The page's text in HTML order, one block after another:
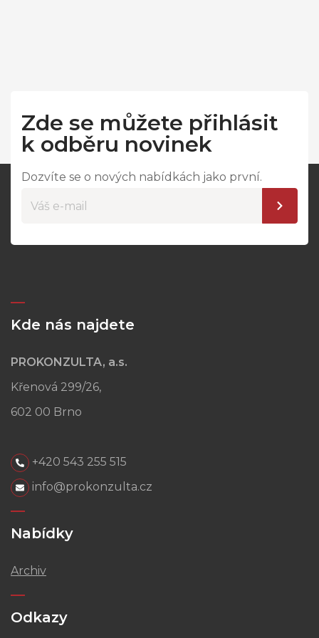
Zde se můžete přihlásit
k odběru novinek
Dozvíte se o nových nabídkách jako první.
Kde nás najdete
PROKONZULTA, a.s.
Křenová 299/26,
602 00 Brno
+420 543 255 515
info@prokonzulta.cz
Nabídky
Archiv
Odkazy